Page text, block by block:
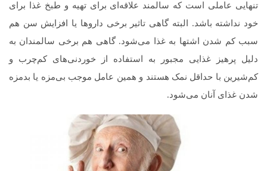
تنهایی عاملی است که سالمند علاقه‌ای برای تهیه و طبخ غذا برای
خود نداشته باشد. البته گاهی تاثیر برخی داروها یا افزایش سن هم
سبب کم شدن اشتها به غذا می‌شود. گاهی هم برخی سالمندان به
دلیل پرهیز غذایی مجبور به استفاده از خوردنی‌های کم‌چرب و
کم‌شیرین با حداقل نمک هستند و همین عامل موجب بی‌مزه یا بدمزه
شدن غذای آنان می‌شود.